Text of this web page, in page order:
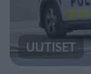
UUTISET